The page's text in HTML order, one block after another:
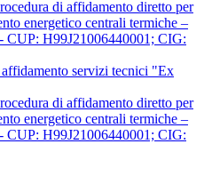
di affidamento diretto per
energetico centrali termiche –
CUP: H99J21006440001; CIG:
affidamento servizi tecnici "Ex
di affidamento diretto per
energetico centrali termiche –
CUP: H99J21006440001; CIG: